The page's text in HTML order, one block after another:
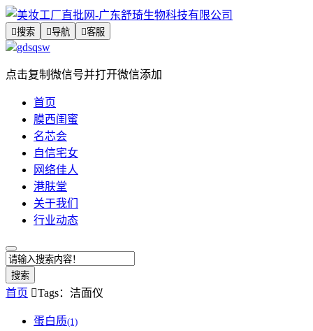
搜索 导航 客服
gdsqsw
点击复制微信号并打开微信添加
首页
膜西闺蜜
名芯会
自信宅女
网络佳人
港肤堂
关于我们
行业动态
搜索
首页 Tags：洁面仪
蛋白质(1)